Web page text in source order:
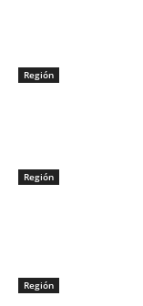
Región
Región
Región